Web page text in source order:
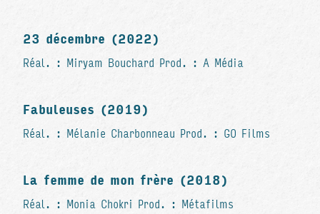
23 décembre (2022)
Réal. : Miryam Bouchard Prod. : A Média
Fabuleuses (2019)
Réal. : Mélanie Charbonneau Prod. : GO Films
La femme de mon frère (2018)
Réal. : Monia Chokri Prod. : Métafilms